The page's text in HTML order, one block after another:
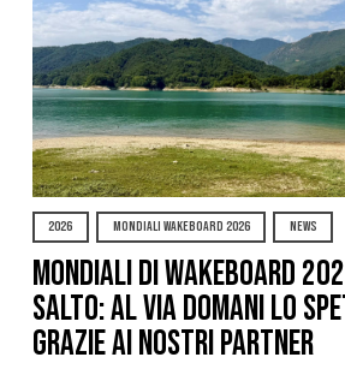
2026 MONDIALI WAKEBOARD 2026 NEWS
Mondiali di Wakeboard
Salto: al via domani lo
grazie ai nostri Partner